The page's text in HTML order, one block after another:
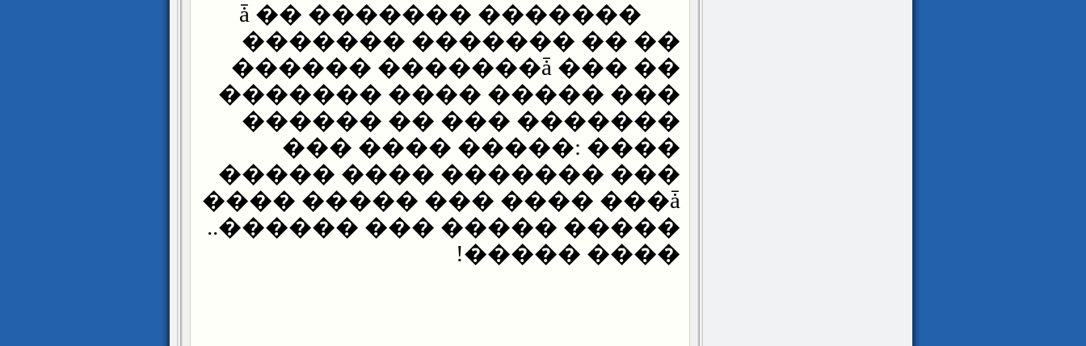
������� �����ǡ �� ��
������� ������� �� ��
������ �������ǡ ��� ��
������� ���� ����� ���
������ �� ��� �������
��� ���� �����: ����
����� ���� ������� ���
���� ����� ��� ���� ���ǡ
����� ����� ��� ������..
���� �����!